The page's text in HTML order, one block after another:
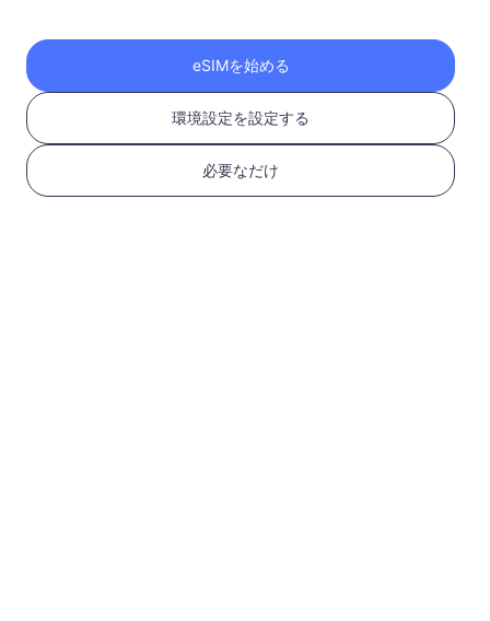
USD 2.30
ヨーロッパ（37か国）
3 GB
30 日
eSIMを始める
環境設定を設定する
必要なだけ